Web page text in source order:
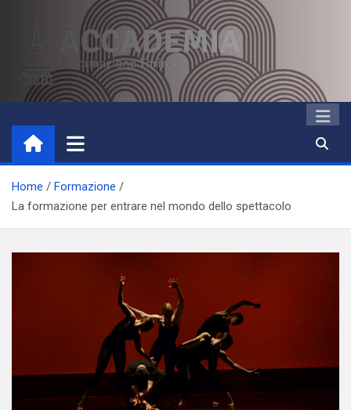
Accademia di Formazione
Torino
Studi accademici e corsi di formazione
Home
Formazione
La formazione per entrare nel mondo dello spettacolo